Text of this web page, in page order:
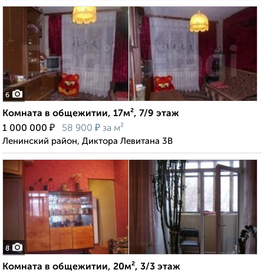
6
Комната в общежитии, 17м², 7/9 этаж
1 000 000 ₽ 58 900 ₽ за м²
Ленинский район, Диктора Левитана 3В
8
Комната в общежитии, 20м², 3/3 этаж